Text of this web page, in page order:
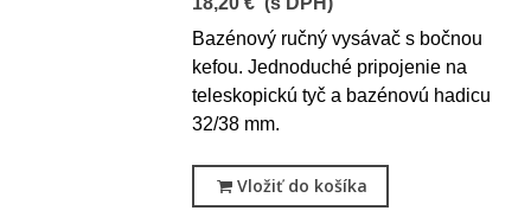
Bazénový ručný vysávač s bočnou
kefou. Jednoduché pripojenie na
teleskopickú tyč a bazénovú hadicu
32/38 mm.
Vložiť do košíka